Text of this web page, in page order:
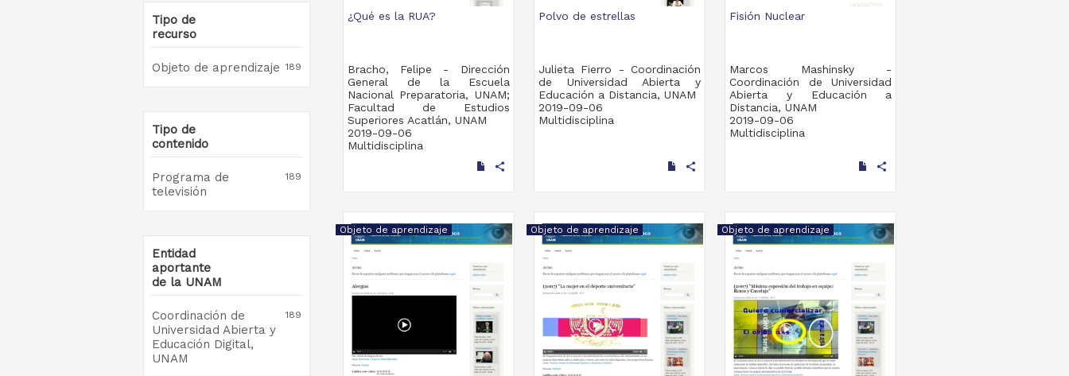
Tipo de
recurso
Objeto de aprendizaje 189
Tipo de
contenido
Programa de
televisión
189
Entidad
aportante
de la UNAM
Coordinación de
Universidad Abierta y
Educación Digital,
UNAM
189
¿Qué es la RUA?
Bracho, Felipe - Dirección
General de la Escuela
Nacional Preparatoria, UNAM;
Facultad de Estudios
Superiores Acatlán, UNAM
2019-09-06
Multidisciplina
share
Polvo de estrellas
Julieta Fierro - Coordinación
de Universidad Abierta y
Educación a Distancia, UNAM
2019-09-06
Multidisciplina
share
Fisión Nuclear
Marcos Mashinsky -
Coordinación de Universidad
Abierta y Educación a
Distancia, UNAM
2019-09-06
Multidisciplina
share
Objeto de aprendizaje Objeto de aprendizaje Objeto de aprendizaje